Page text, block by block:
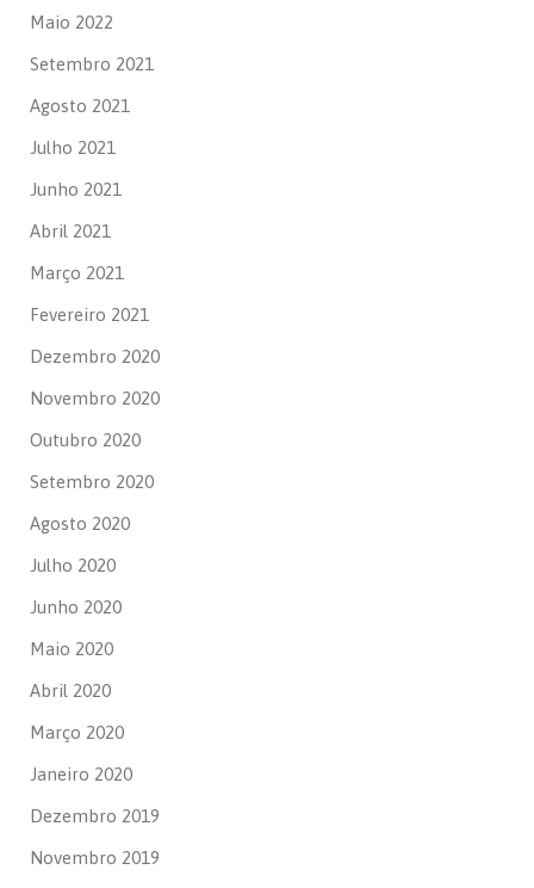
Maio 2022
Setembro 2021
Agosto 2021
Julho 2021
Junho 2021
Abril 2021
Março 2021
Fevereiro 2021
Dezembro 2020
Novembro 2020
Outubro 2020
Setembro 2020
Agosto 2020
Julho 2020
Junho 2020
Maio 2020
Abril 2020
Março 2020
Janeiro 2020
Dezembro 2019
Novembro 2019